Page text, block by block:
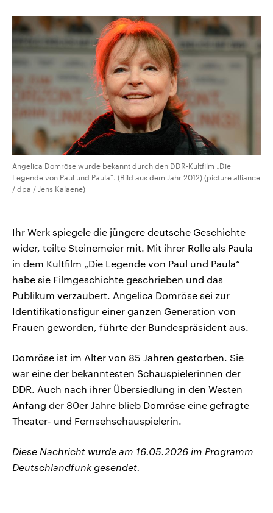
und Kandidaten der anstehenden
Wahl.
Audio-Archiv
Angelica Domröse wurde bekannt durch den DDR-Kultfilm „Die
Legende von Paul und Paula“. (Bild aus dem Jahr 2012) (picture alliance
/ dpa / Jens Kalaene)
Ihr Werk spiegele die jüngere deutsche Geschichte
wider, teilte Steinemeier mit. Mit ihrer Rolle als Paula
in dem Kultfilm „Die Legende von Paul und Paula“
habe sie Filmgeschichte geschrieben und das
Publikum verzaubert. Angelica Domröse sei zur
Identifikationsfigur einer ganzen Generation von
Frauen geworden, führte der Bundespräsident aus.
Domröse ist im Alter von 85 Jahren gestorben. Sie
war eine der bekanntesten Schauspielerinnen der
DDR. Auch nach ihrer Übersiedlung in den Westen
Anfang der 80er Jahre blieb Domröse eine gefragte
Theater- und Fernsehschauspielerin.
Diese Nachricht wurde am 16.05.2026 im Programm
Deutschlandfunk gesendet.